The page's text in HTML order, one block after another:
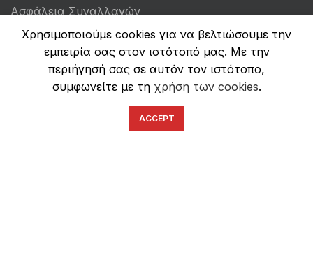
Ασφάλεια Συναλλαγών
Χρησιμοποιούμε cookies για να βελτιώσουμε την
εμπειρία σας στον ιστότοπό μας. Με την
περιήγησή σας σε αυτόν τον ιστότοπο,
συμφωνείτε με τη χρήση των cookies.
ACCEPT